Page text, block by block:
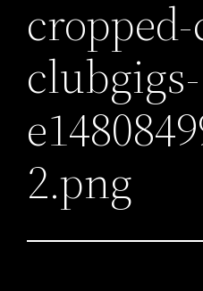
clubgigs-
2.png